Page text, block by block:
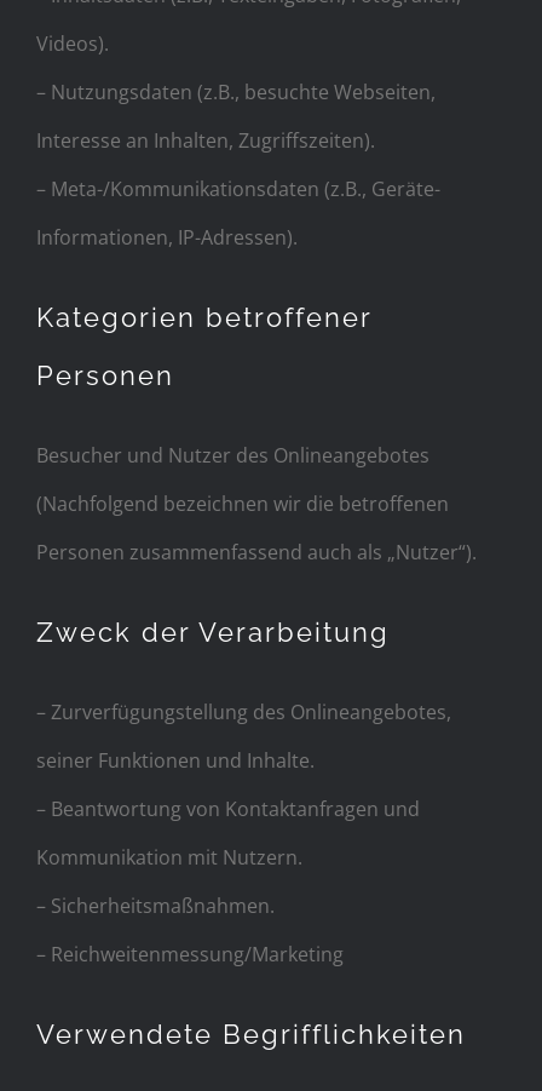
Videos).
– Nutzungsdaten (z.B., besuchte Webseiten,
Interesse an Inhalten, Zugriffszeiten).
– Meta-/Kommunikationsdaten (z.B., Geräte-
Informationen, IP-Adressen).
Kategorien betroffener
Personen
Besucher und Nutzer des Onlineangebotes
(Nachfolgend bezeichnen wir die betroffenen
Personen zusammenfassend auch als „Nutzer“).
Zweck der Verarbeitung
– Zurverfügungstellung des Onlineangebotes,
seiner Funktionen und Inhalte.
– Beantwortung von Kontaktanfragen und
Kommunikation mit Nutzern.
– Sicherheitsmaßnahmen.
– Reichweitenmessung/Marketing
Verwendete Begrifflichkeiten